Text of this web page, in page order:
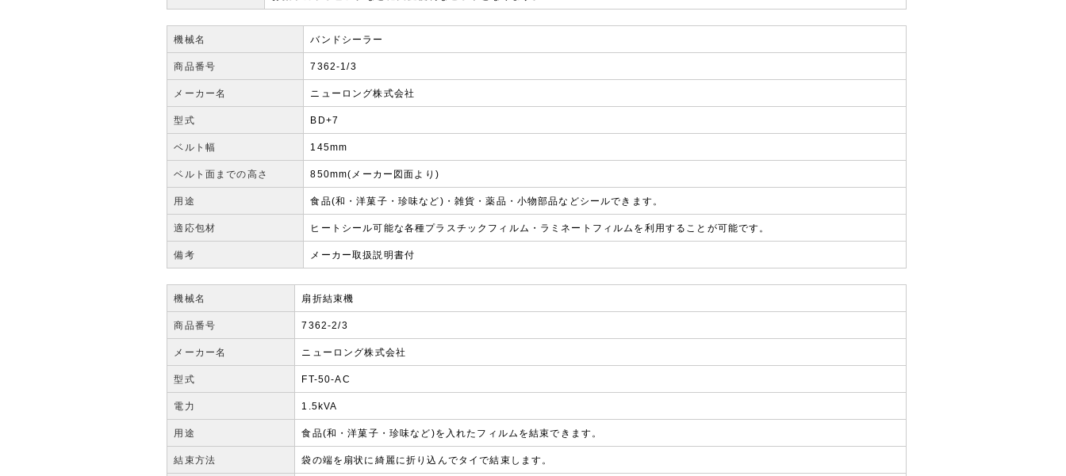
機械名 バンドシーラー
商品番号 7362-1/3
メーカー名 ニューロング株式会社
型式 BD+7
ベルト幅 145mm
ベルト面までの高さ 850mm(メーカー図面より)
用途 食品(和・洋菓子・珍味など)・雑貨・薬品・小物部品などシールできます。
適応包材 ヒートシール可能な各種プラスチックフィルム・ラミネートフィルムを利用することが可能です。
備考 メーカー取扱説明書付
機械名 扇折結束機
商品番号 7362-2/3
メーカー名 ニューロング株式会社
型式 FT-50-AC
電力 1.5kVA
用途 食品(和・洋菓子・珍味など)を入れたフィルムを結束できます。
結束方法 袋の端を扇状に綺麗に折り込んでタイで結束します。